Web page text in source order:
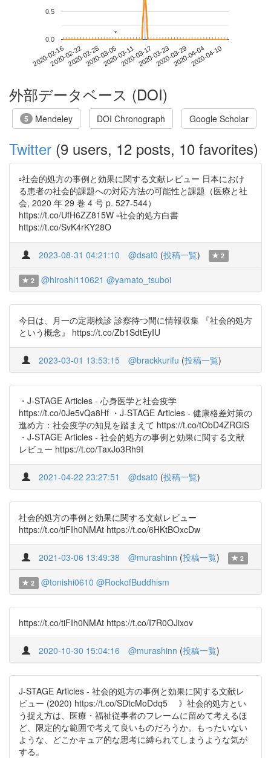
2020-02-162020-02-222020-02-282020-03-052020-03-112020-03-172020-03-232020-03-292020-04-042020-04-10
0.0
0.5
**
外部データベース (DOI)
5 Mendeley DOI Chronograph Google Scholar
Twitter (9 users, 12 posts, 10 favorites)
▫️社会的処方の事例と効果に関する文献レビュー 日本におけ
る患者の社会的課題への対応方法の可能性と課題（医療と社
会, 2020 年 29 巻 4 号 p. 527-544）
https://t.co/UfH6ZZ815W ▫️社会的処方白書
https://t.co/SvK4rKY28O
2023-08-31 04:21:10 @dsat0 (投稿一覧) 2
2 @hiroshi110621 @yamato_tsuboi
今日は、月一の定期検診 診察待つ間に情報収集 『社会的処方
という概念』 https://t.co/Zb1SdtEyIU
2023-03-01 13:53:15 @brackkurifu (投稿一覧)
・J-STAGE Articles - 心身医学と社会疫学
https://t.co/0Je5vQa8Hf ・J-STAGE Articles - 健康格差対策の
進め方：社会疫学の知見を踏まえて https://t.co/tObD4ZRGiS
・J-STAGE Articles - 社会的処方の事例と効果に関する文献
レビュー https://t.co/TaxJo3Rh9I
2021-04-22 23:27:51 @dsat0 (投稿一覧)
社会的処方の事例と効果に関する文献レビュー
https://t.co/tiFIh0NMAt https://t.co/6HKtBOxcDw
2021-03-06 13:49:38 @murashinn (投稿一覧) 2
2 @tonishi0610 @RockofBuddhism
https://t.co/tiFIh0NMAt https://t.co/I7R0OJixov
2020-10-30 15:04:16 @murashinn (投稿一覧)
J-STAGE Articles - 社会的処方の事例と効果に関する文献レ
ビュー (2020) https://t.co/SDtcMoDdq5 》社会的処方とい
う捉え方は、医療・福祉従事者のフレームに留めて考えるほ
ど、限定的な範囲で考えて良いものだろうか。もったいない
ような、どこかキュア的な思考に縛られてしまうような気が
する。